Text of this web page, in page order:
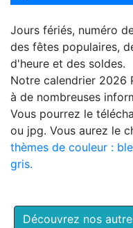
Jours fériés, numéro
des fêtes populaires,
d'heure et des soldes.
Notre calendrier 2026
à de nombreuses
Vous pourrez le
ou jpg. Vous aurez le
thèmes de couleur :
gris.
Découvrez nos